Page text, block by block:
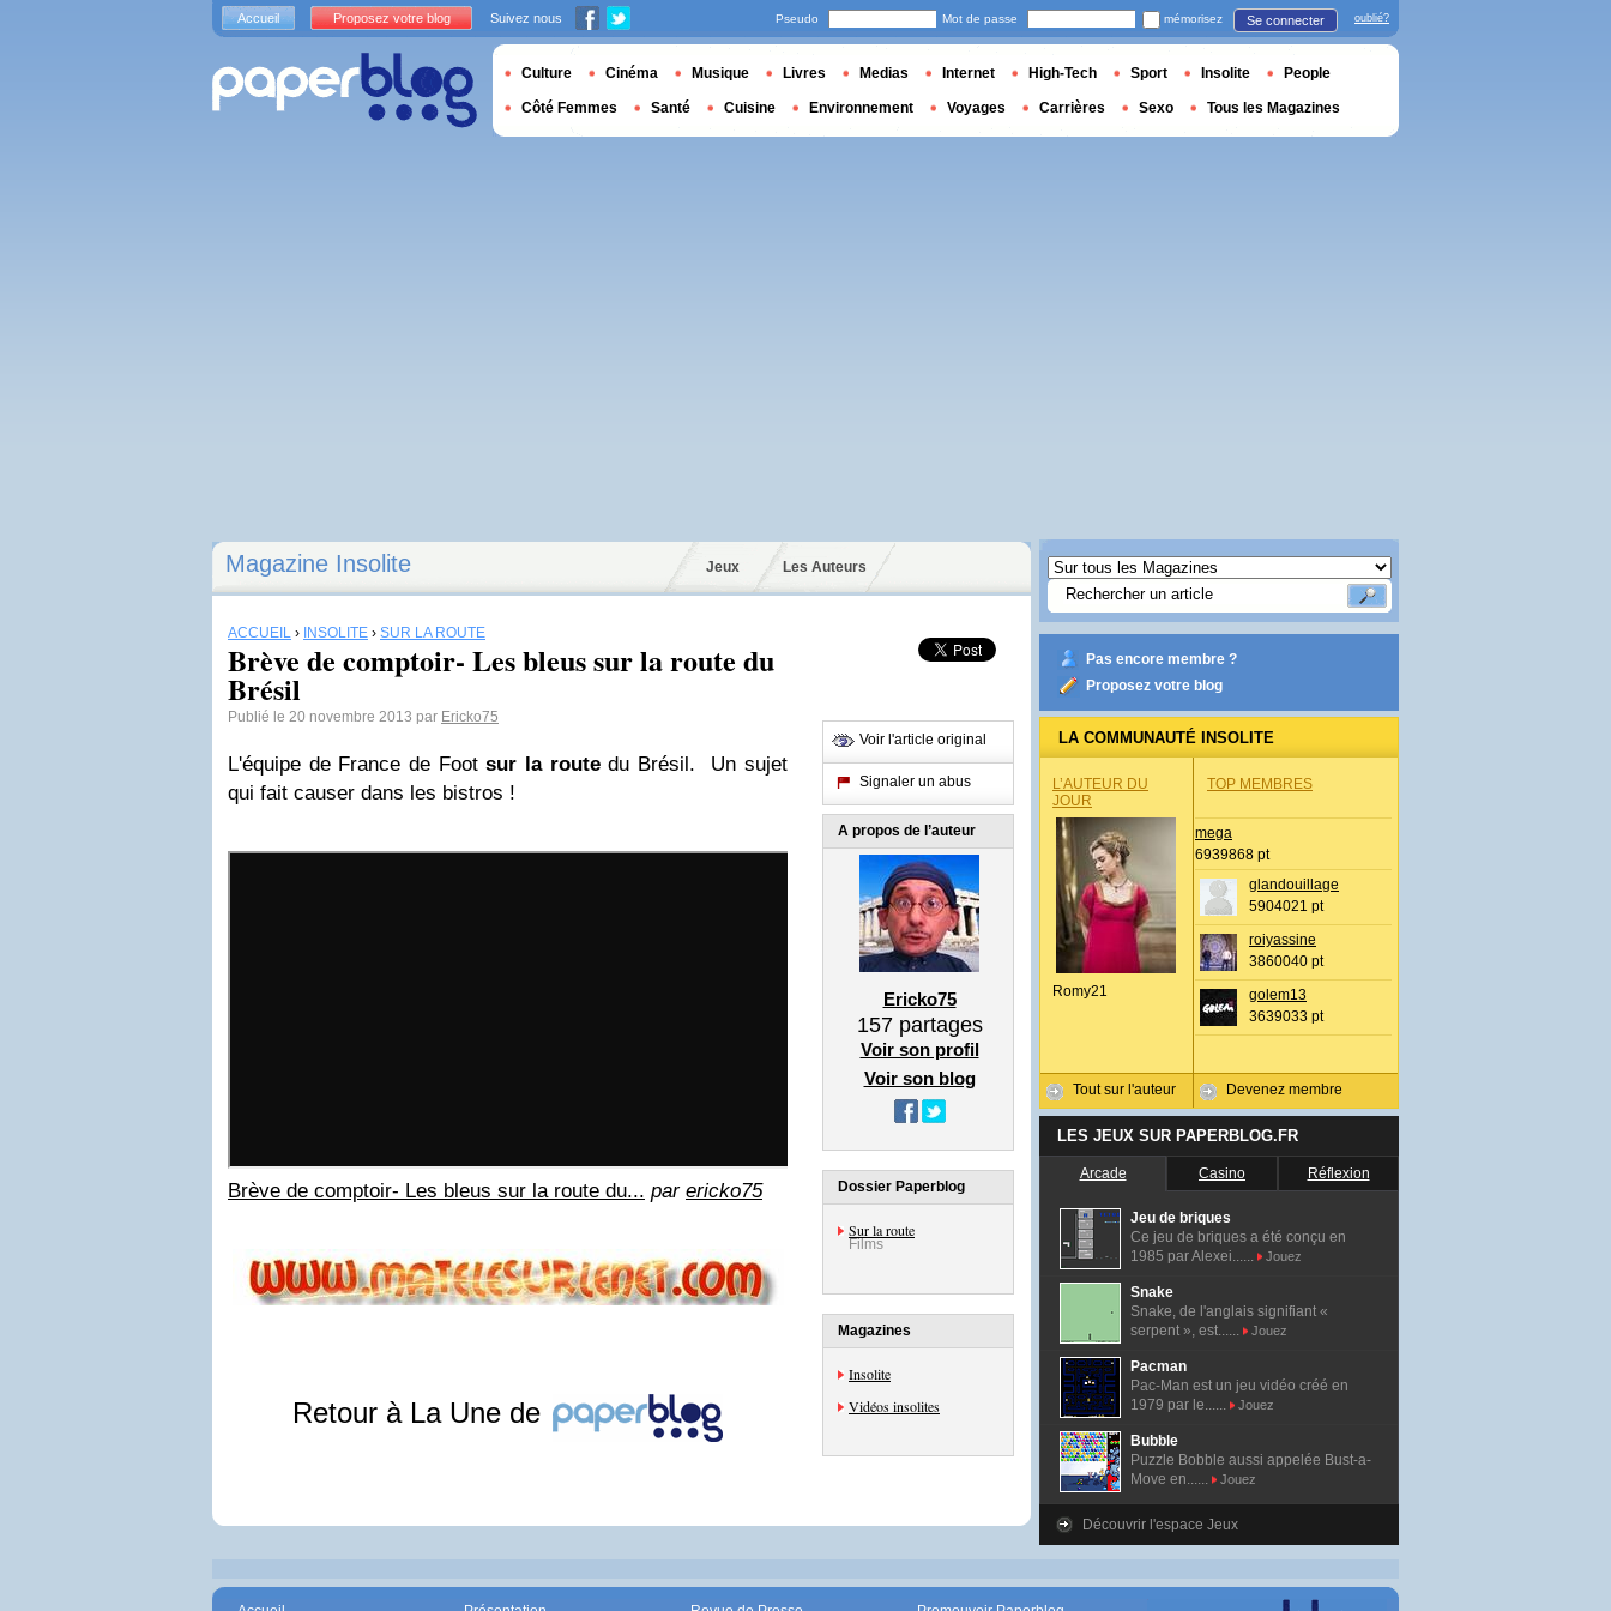
Magazine Insolite Jeux Les Auteurs
ACCUEIL › INSOLITE › SUR LA ROUTE
Brève de comptoir- Les bleus sur la route du
Brésil
Publié le 20 novembre 2013 par Ericko75
L'équipe de France de Footsur la routedu Brésil. Un sujet
qui fait causer dans les bistros !
Brève de comptoir- Les bleus sur la route du... par ericko75
Retour à La Une de
Voir l'article original
Signaler un abus
A propos de l’auteur
Ericko75
157partages
Voir son profil
Voir son blog
Dossier Paperblog
Sur la route
Films
Magazines
Insolite
Vidéos insolites
Pas encore membre ?
Proposez votre blog
LA COMMUNAUTÉ INSOLITE
L’AUTEUR DU
JOUR
Romy21
Tout sur l'auteur
TOP MEMBRES
mega
6939868 pt
glandouillage
5904021 pt
roiyassine
3860040 pt
golem13
3639033 pt
Devenez membre
LES JEUX SUR PAPERBLOG.FR
Arcade Casino Réflexion
Jeu de briques
Ce jeu de briques a été conçu en
1985 par Alexei......
Jouez
Snake
Snake, de l'anglais signifiant «
serpent », est......
Jouez
Pacman
Pac-Man est un jeu vidéo créé en
1979 par le......
Jouez
Bubble
Puzzle Bobble aussi appelée Bust-a-
Move en......
Jouez
Découvrir l'espace Jeux
Accueil Proposez votre blog Suivez nous Pseudo Mot de passe mémorisez Se connecter oublié?
Culture Cinéma Musique Livres Medias Internet High-Tech Sport Insolite People
Côté Femmes Santé Cuisine Environnement Voyages Carrières Sexo Tous les Magazines